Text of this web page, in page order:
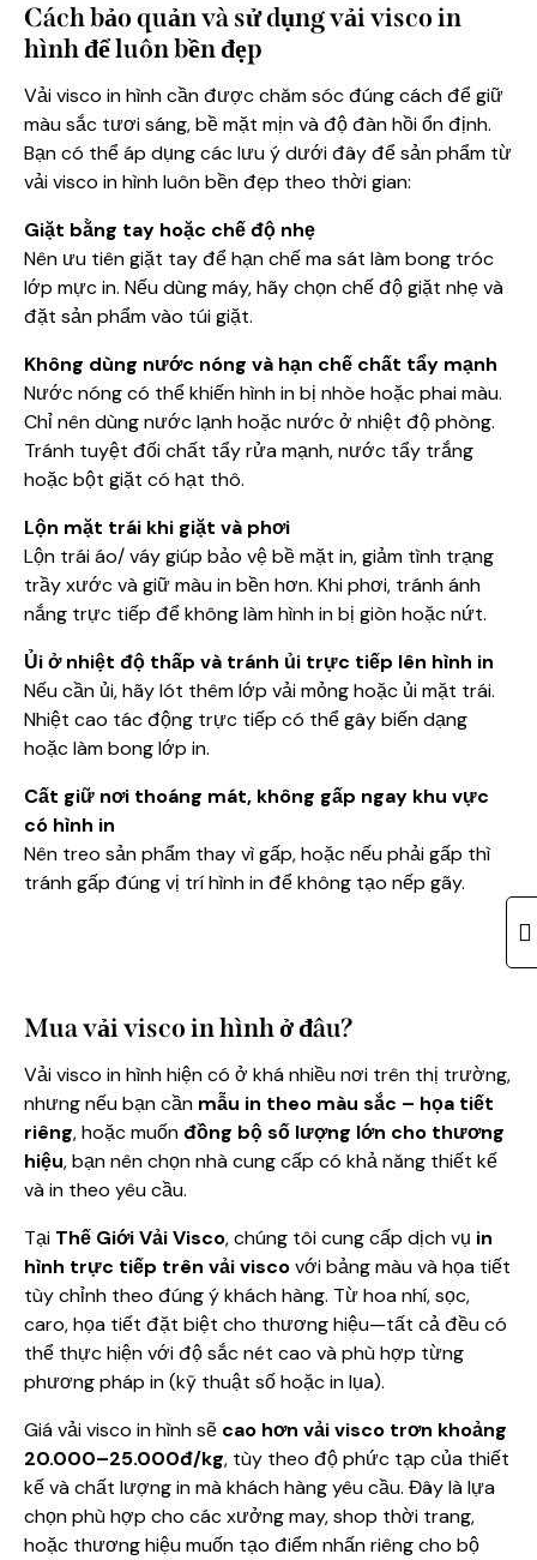
Cách bảo quản và sử dụng vải visco in
hình để luôn bền đẹp
Vải visco in hình cần được chăm sóc đúng cách để giữ
màu sắc tươi sáng, bề mặt mịn và độ đàn hồi ổn định.
Bạn có thể áp dụng các lưu ý dưới đây để sản phẩm từ
vải visco in hình luôn bền đẹp theo thời gian:
Giặt bằng tay hoặc chế độ nhẹ
Nên ưu tiên giặt tay để hạn chế ma sát làm bong tróc
lớp mực in. Nếu dùng máy, hãy chọn chế độ giặt nhẹ và
đặt sản phẩm vào túi giặt.
Không dùng nước nóng và hạn chế chất tẩy mạnh
Nước nóng có thể khiến hình in bị nhòe hoặc phai màu.
Chỉ nên dùng nước lạnh hoặc nước ở nhiệt độ phòng.
Tránh tuyệt đối chất tẩy rửa mạnh, nước tẩy trắng
hoặc bột giặt có hạt thô.
Lộn mặt trái khi giặt và phơi
Lộn trái áo/ váy giúp bảo vệ bề mặt in, giảm tình trạng
trầy xước và giữ màu in bền hơn. Khi phơi, tránh ánh
nắng trực tiếp để không làm hình in bị giòn hoặc nứt.
Ủi ở nhiệt độ thấp và tránh ủi trực tiếp lên hình in
Nếu cần ủi, hãy lót thêm lớp vải mỏng hoặc ủi mặt trái.
Nhiệt cao tác động trực tiếp có thể gây biến dạng
hoặc làm bong lớp in.
Cất giữ nơi thoáng mát, không gấp ngay khu vực
có hình in
Nên treo sản phẩm thay vì gấp, hoặc nếu phải gấp thì
tránh gấp đúng vị trí hình in để không tạo nếp gãy.
Mua vải visco in hình ở đâu?
Vải visco in hình hiện có ở khá nhiều nơi trên thị trường,
nhưng nếu bạn cần mẫu in theo màu sắc – họa tiết
riêng, hoặc muốnđồng bộ số lượng lớn cho thương
hiệu, bạn nên chọn nhà cung cấp có khả năng thiết kế
và in theo yêu cầu.
Tại Thế Giới Vải Visco, chúng tôi cung cấp dịch vụ in
hình trực tiếp trên vải viscovới bảng màu và họa tiết
tùy chỉnh theo đúng ý khách hàng. Từ hoa nhí, sọc,
caro, họa tiết đặt biệt cho thương hiệu—tất cả đều có
thể thực hiện với độ sắc nét cao và phù hợp từng
phương pháp in (kỹ thuật số hoặc in lụa).
Giá vải visco in hình sẽ cao hơn vải visco trơn khoảng
20.000–25.000đ/kg, tùy theo độ phức tạp của thiết
kế và chất lượng in mà khách hàng yêu cầu. Đây là lựa
chọn phù hợp cho các xưởng may, shop thời trang,
hoặc thương hiệu muốn tạo điểm nhấn riêng cho bộ